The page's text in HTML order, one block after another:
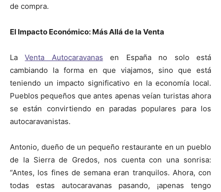
de compra.
El Impacto Económico: Más Allá de la Venta
LaVenta Autocaravanas en España no solo está
cambiando la forma en que viajamos, sino que está
teniendo un impacto significativo en la economía local.
Pueblos pequeños que antes apenas veían turistas ahora
se están convirtiendo en paradas populares para los
autocaravanistas.
Antonio, dueño de un pequeño restaurante en un pueblo
de la Sierra de Gredos, nos cuenta con una sonrisa:
“Antes, los fines de semana eran tranquilos. Ahora, con
todas estas autocaravanas pasando, ¡apenas tengo